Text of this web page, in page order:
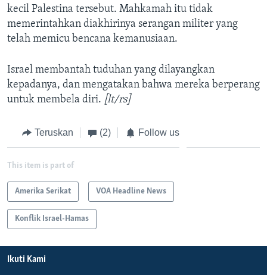
kecil Palestina tersebut. Mahkamah itu tidak
memerintahkan diakhirinya serangan militer yang
telah memicu bencana kemanusiaan.
Israel membantah tuduhan yang dilayangkan
kepadanya, dan mengatakan bahwa mereka berperang
untuk membela diri. [lt/rs]
Teruskan (2) Follow us
This item is part of
Amerika Serikat VOA Headline News
Konflik Israel-Hamas
Ikuti Kami